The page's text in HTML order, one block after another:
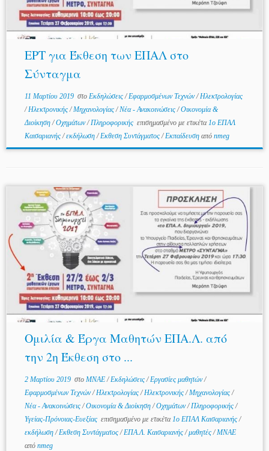
ΕΡΤ για Έκθεση των ΕΠΑΛ στο
Σύνταγμα
11 Μαρτίου 2019στο Εκδηλώσεις/Εφαρμοσμένων Τεχνών/Ηλεκτρολογίας
/Ηλεκτρονικής/Μηχανολογίας/Νέα - Ανακοινώσεις/Οικονομία &
Διοίκηση/Οχημάτων/Πληροφορικής επισημασμένο με ετικέτα1ο ΕΠΑΛ
Καισαριανής/εκδήλωση/Εκθεση Συντάγματος/Εκπαίδευση από nmeg
Ομιλία & Έργα Μαθητών ΕΠΑ.Λ. από
την 2η Έκθεση στο ...
2 Μαρτίου 2019στο MNAE/Εκδηλώσεις/Εργασίες μαθητών/
Εφαρμοσμένων Τεχνών/Ηλεκτρολογίας/Ηλεκτρονικής/Μηχανολογίας/
Νέα - Ανακοινώσεις/Οικονομία & Διοίκηση/Οχημάτων/Πληροφορικής/
Υγείας-Πρόνοιας-Ευεξίας επισημασμένο με ετικέτα1ο ΕΠΑΛ Καισαριανής/
εκδήλωση/Εκθεση Συντάγματος/ΕΠΑ.Λ. Καισαριανής/μαθητές/ΜΝΑΕ
από nmeg